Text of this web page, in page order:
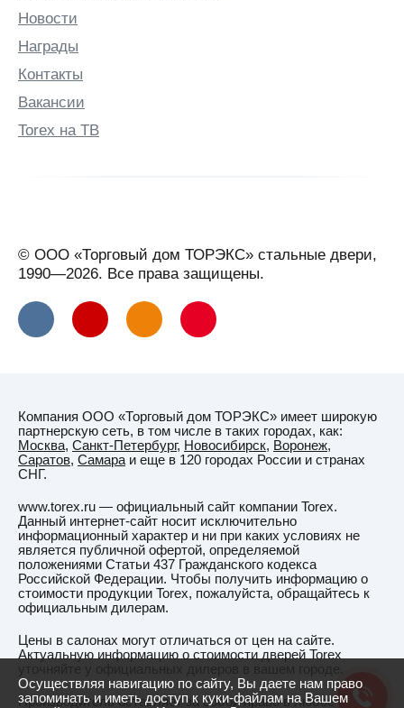
Новости
Награды
Контакты
Вакансии
Torex на ТВ
© ООО «Торговый дом ТОРЭКС» стальные двери,
1990—2026. Все права защищены.
Компания ООО «Торговый дом ТОРЭКС» имеет широкую
партнерскую сеть, в том числе в таких городах, как:
Москва, Санкт-Петербург, Новосибирск, Воронеж,
Саратов, Самараи еще в 120 городах России и странах
СНГ.
www.torex.ru — официальный сайт компании Torex.
Данный интернет-сайт носит исключительно
информационный характер и ни при каких условиях не
является публичной офертой, определяемой
положениями Статьи 437 Гражданского кодекса
Российской Федерации. Чтобы получить информацию о
стоимости продукции Torex, пожалуйста, обращайтесь к
официальным дилерам.
Цены в салонах могут отличаться от цен на сайте.
Актуальную информацию о стоимости дверей Torex
Производитель оставляет за собой право в любое время
Осуществляя навигацию по сайту, Вы даете нам право
запоминать и иметь доступ к куки-файлам на Вашем